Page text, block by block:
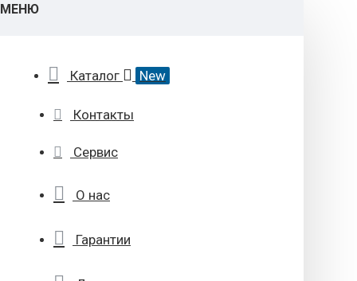
МЕНЮ
Каталог New
Контакты
Сервис
О нас
Гарантии